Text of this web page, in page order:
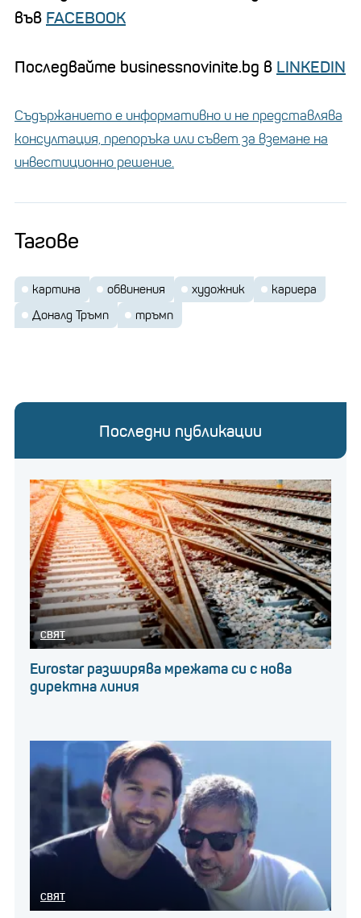
във FACEBOOK
Последвайте businessnovinite.bg в LINKEDIN
Съдържанието е информативно и не представлява
консултация, препоръка или съвет за вземане на
инвестиционно решение.
Тагове
картина обвинения художник
кариера
Доналд Тръмп
тръмп
Последни публикации
СВЯТ
Eurostar разширява мрежата си с нова
директна линия
СВЯТ